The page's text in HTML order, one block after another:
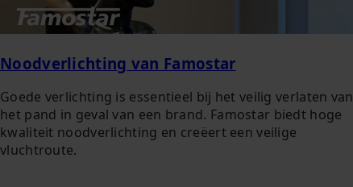
Noodverlichting van Famostar
Goede verlichting is essentieel bij het veilig verlaten van
het pand in geval van een brand. Famostar biedt hoge
kwaliteit noodverlichting en creëert een veilige
vluchtroute.